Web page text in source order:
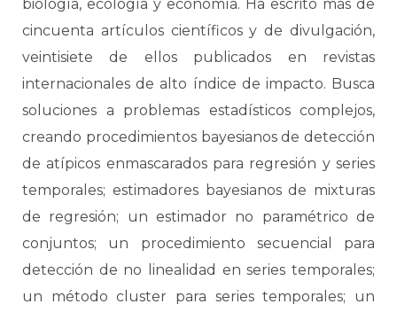
biología, ecología y economía. Ha escrito más de
cincuenta artículos científicos y de divulgación,
veintisiete de ellos publicados en revistas
internacionales de alto índice de impacto. Busca
soluciones a problemas estadísticos complejos,
creando procedimientos bayesianos de detección
de atípicos enmascarados para regresión y series
temporales; estimadores bayesianos de mixturas
de regresión; un estimador no paramétrico de
conjuntos; un procedimiento secuencial para
detección de no linealidad en series temporales;
un método cluster para series temporales; un